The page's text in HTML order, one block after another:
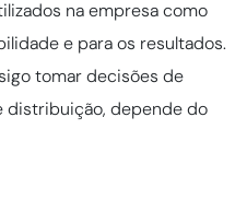
na empresa como
e para os resultados.
tomar decisões de
distribuição, depende do